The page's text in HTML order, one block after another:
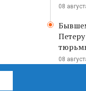
08
08